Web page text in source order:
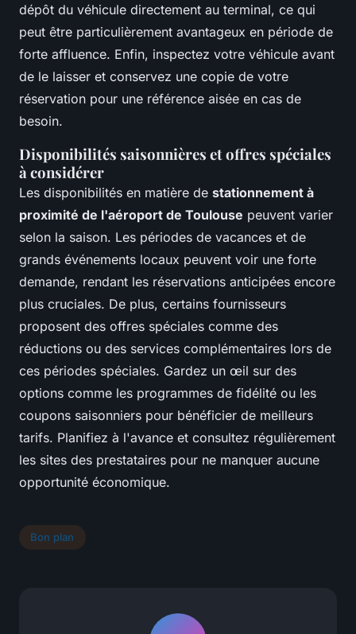
dépôt du véhicule directement au terminal, ce qui
peut être particulièrement avantageux en période de
forte affluence. Enfin, inspectez votre véhicule avant
de le laisser et conservez une copie de votre
réservation pour une référence aisée en cas de
besoin.
Disponibilités saisonnières et offres spéciales
à considérer
Les disponibilités en matière de stationnement à
proximité de l'aéroport de Toulouse peuvent varier
selon la saison. Les périodes de vacances et de
grands événements locaux peuvent voir une forte
demande, rendant les réservations anticipées encore
plus cruciales. De plus, certains fournisseurs
proposent des offres spéciales comme des
réductions ou des services complémentaires lors de
ces périodes spéciales. Gardez un œil sur des
options comme les programmes de fidélité ou les
coupons saisonniers pour bénéficier de meilleurs
tarifs. Planifiez à l'avance et consultez régulièrement
les sites des prestataires pour ne manquer aucune
opportunité économique.
Bon plan